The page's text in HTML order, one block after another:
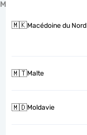
M
🇲🇰Macédoine du Nord
🇲🇹Malte
🇲🇩Moldavie